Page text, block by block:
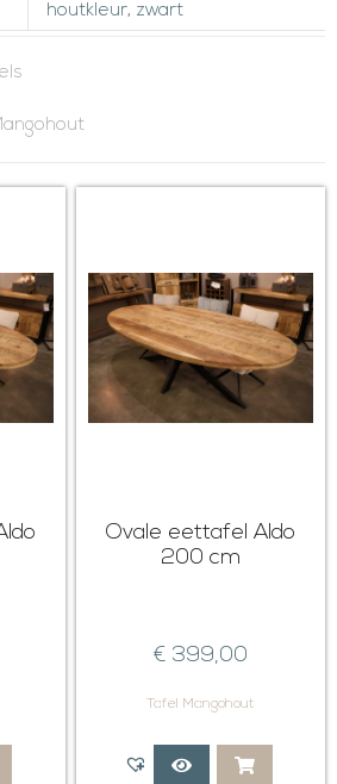
houtkleur, zwart
Ovale eettafel Aldo
200 cm
€ 399,00
Tafel Mangohout